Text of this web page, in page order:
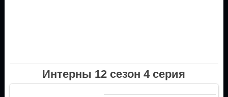
Интерны 12 сезон 4 серия